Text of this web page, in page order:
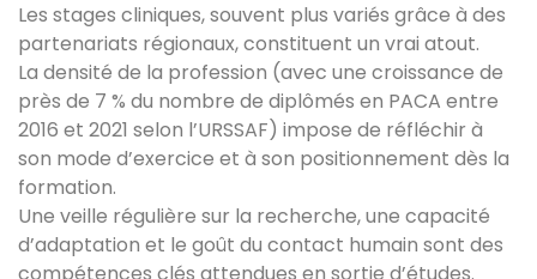
Les stages cliniques, souvent plus variés grâce à des
partenariats régionaux, constituent un vrai atout.
La densité de la profession (avec une croissance de
près de 7 % du nombre de diplômés en PACA entre
2016 et 2021 selon l’URSSAF) impose de réfléchir à
son mode d’exercice et à son positionnement dès la
formation.
Une veille régulière sur la recherche, une capacité
d’adaptation et le goût du contact humain sont des